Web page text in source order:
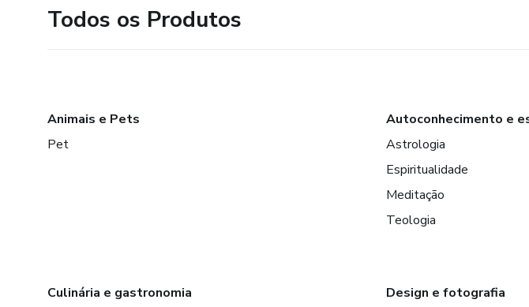
Todos os Produtos
Animais e Pets
Pet
Autoconhecimento e
Astrologia
Espiritualidade
Meditação
Teologia
Culinária e gastronomia
Design e fotografia